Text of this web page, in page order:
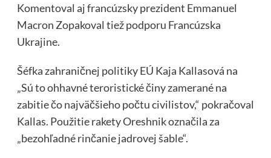
Komentoval aj francúzsky prezident Emmanuel
Macron Zopakoval tiež podporu Francúzska
Ukrajine.
Šéfka zahraničnej politiky EÚ Kaja Kallasová na
„Sú to ohhavné teroristické činy zamerané na
zabitie čo najväčšieho počtu civilistov,“ pokračoval
Kallas. Použitie rakety Oreshnik označila za
„bezohľadné rinčanie jadrovej šable“.